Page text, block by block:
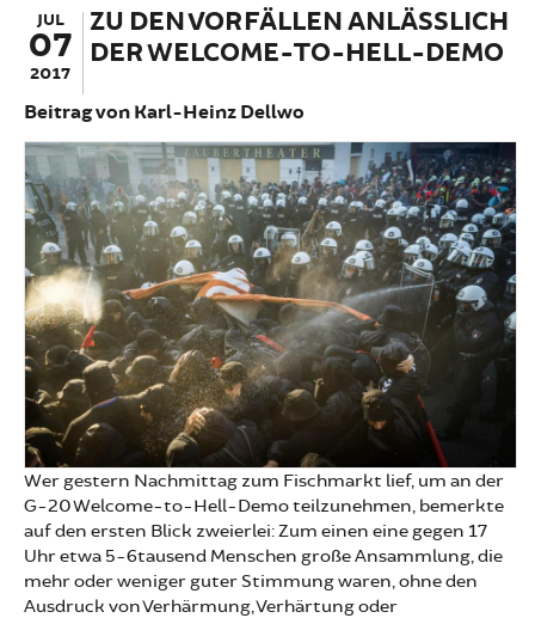
JUL
07
2017
ZU DEN VORFÄLLEN ANLÄSSLICH
DER WELCOME-TO-HELL-DEMO
Beitrag von Karl-Heinz Dellwo
Wer gestern Nachmittag zum Fischmarkt lief, um an der
G-20 Welcome-to-Hell-Demo teilzunehmen, bemerkte
auf den ersten Blick zweierlei: Zum einen eine gegen 17
Uhr etwa 5-6tausend Menschen große Ansammlung, die
mehr oder weniger guter Stimmung waren, ohne den
Ausdruck von Verhärmung, Verhärtung oder